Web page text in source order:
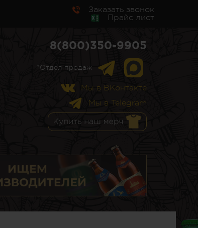
Заказать звонок
Прайс лист
8(800)350-9905
*Отдел продаж
Мы в ВКонтакте
Мы в Telegram